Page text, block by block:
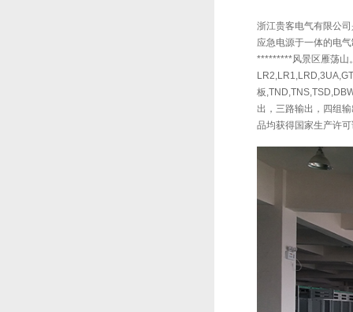
浙江贵客电气有限公
应急电源于一体的电
*********风景区雁荡山
板
出，三路输出，四组
品均获得国家生产许